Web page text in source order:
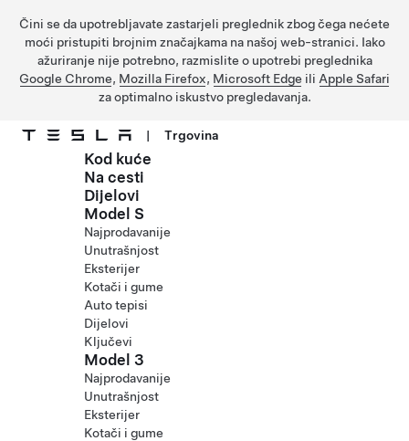
Čini se da upotrebljavate zastarjeli preglednik zbog čega nećete
moći pristupiti brojnim značajkama na našoj web-stranici. Iako
ažuriranje nije potrebno, razmislite o upotrebi preglednika
Google Chrome, Mozilla Firefox, Microsoft Edge ili Apple Safari
za optimalno iskustvo pregledavanja.
Prijeđite na glavni sadržaj
| Trgovina
Kod kuće
Na cesti
Dijelovi
Model S
Najprodavanije
Unutrašnjost
Eksterijer
Kotači i gume
Auto tepisi
Dijelovi
Ključevi
Model 3
Najprodavanije
Unutrašnjost
Eksterijer
Kotači i gume